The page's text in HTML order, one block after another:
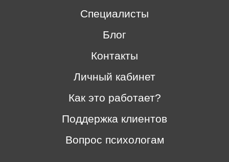
Специалисты
Блог
Контакты
Личный кабинет
Как это работает?
Поддержка клиентов
Вопрос психологам